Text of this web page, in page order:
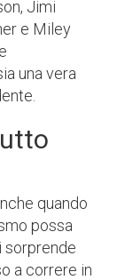
Jimi
e Miley
una vera
quando
possa
sorprende
a correre in